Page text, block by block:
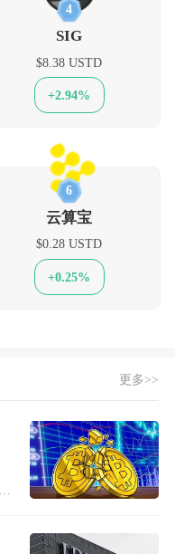
4
SIG
$8.38 USTD
+2.94%
6
云算宝
$0.28 USTD
+0.25%
更多>>
USDC，再提币到Solana钱包